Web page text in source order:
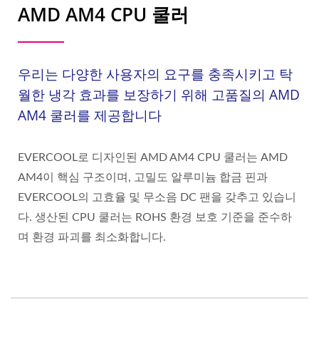
AMD AM4 CPU 쿨러
우리는 다양한 사용자의 요구를 충족시키고 탁
월한 냉각 효과를 보장하기 위해 고품질의 AMD
AM4 쿨러를 제공합니다
EVERCOOL로 디자인된 AMD AM4 CPU 쿨러는 AMD
AM4이 핵심 구조이며, 고밀도 알루미늄 합금 핀과
EVERCOOL의 고효율 및 무소음 DC 팬을 갖추고 있습니
다. 생산된 CPU 쿨러는 ROHS 환경 보호 기준을 준수하
며 환경 파괴를 최소화합니다.